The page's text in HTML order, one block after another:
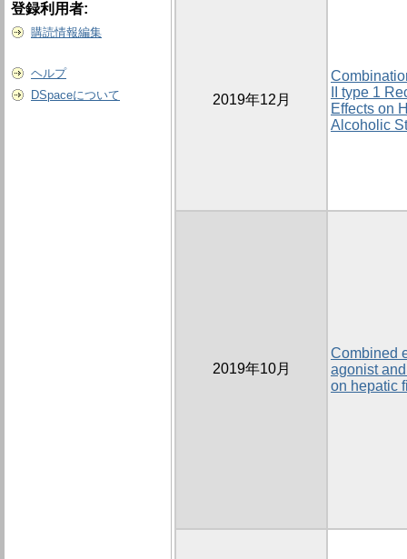
登録利用者:
購読情報編集
ヘルプ
DSpaceについて
2019年12月
II type 1
Effects on
Alcoholic
2019年10月
Combined
agonist
on hepatic